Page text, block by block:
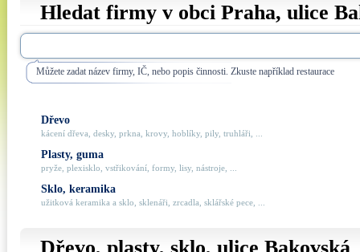
Hledat firmy v obci Praha, ulice
Můžete zadat název firmy, IČ, nebo popis činnosti. Zkuste například restaurace
Dřevo
kácení dřeva, desky, prkna, krovy, hoblíky, pily, truhláři, ...
Plasty, guma
pryže, plexisklo, vstřikování, formy, lisy, nástroje, ...
Sklo, keramika
užitková keramika a sklo, sklenáři, zrcadla, sklářské pece, ...